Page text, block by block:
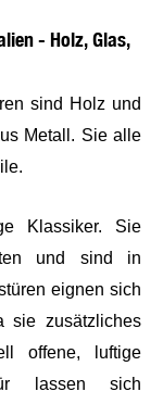
- Holz, Glas,
sind Holz und
Metall. Sie alle
Klassiker. Sie
und sind in
eignen sich
sie zusätzliches
offene, luftige
lassen sich